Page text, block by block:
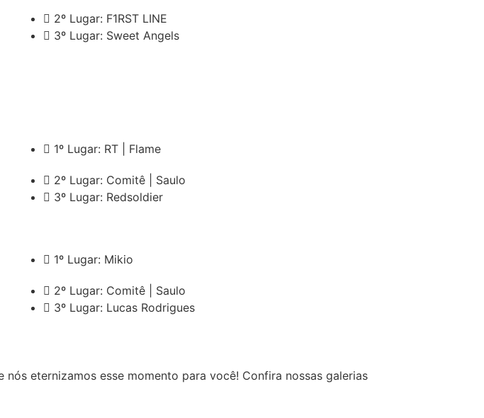
2º Lugar: F1RST LINE
3º Lugar: Sweet Angels
1º Lugar: RT | Flame
2º Lugar: Comitê | Saulo
3º Lugar: Redsoldier
1º Lugar: Mikio
2º Lugar: Comitê | Saulo
3º Lugar: Lucas Rodrigues
eternizamos esse momento para você! Confira nossas galerias